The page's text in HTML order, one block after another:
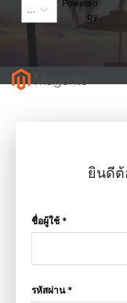
Powered
by
ยินดีต้
ชื่อผู้ใช้ *
รหัสผ่าน *